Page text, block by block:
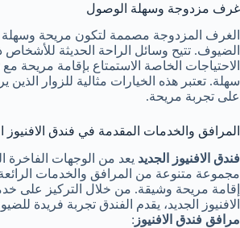
غرف مزدوجة وسهلة الوصول
الغرف المزدوجة مصممة لتكون مريحة
الضيوف. تتيح وسائل الراحة الحديثة
الاحتياجات الخاصة الاستمتاع بإقامة مريحة
سهلة. تعتبر هذه الخيارات مثالية للزوار
على تجربة مريحة.
المرافق والخدمات المقدمة في فندق الافنيوز
فندق الافنيوز الجديد يعد من الوجهات الفاخرة
مجموعة متنوعة من المرافق والخدمات
إقامة مريحة وشيقة. من خلال التركيز على
الافنيوز الجديد، يقدم الفندق تجربة فريدة
مرافق فندق الافنيوز :